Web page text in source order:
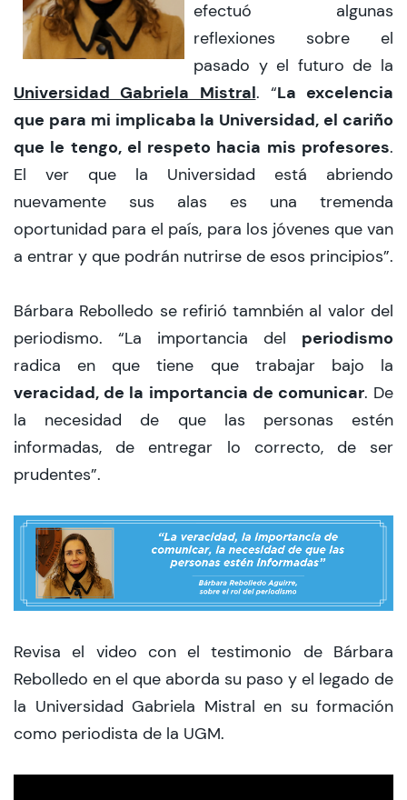
efectuó algunas
reflexiones sobre el
pasado y el futuro de la
Universidad Gabriela Mistral. “La excelencia
que para mi implicaba la Universidad, el cariño
que le tengo, el respeto hacia mis profesores.
El ver que la Universidad está abriendo
nuevamente sus alas es una tremenda
oportunidad para el país, para los jóvenes que van
a entrar y que podrán nutrirse de esos principios”.
Bárbara Rebolledo se refirió tamnbién al valor del
periodismo. “La importancia del periodismo
radica en que tiene que trabajar bajo la
veracidad, de la importancia de comunicar. De
la necesidad de que las personas estén
informadas, de entregar lo correcto, de ser
prudentes”.
Revisa el video con el testimonio de Bárbara
Rebolledo en el que aborda su paso y el legado de
la Universidad Gabriela Mistral en su formación
como periodista de la UGM.